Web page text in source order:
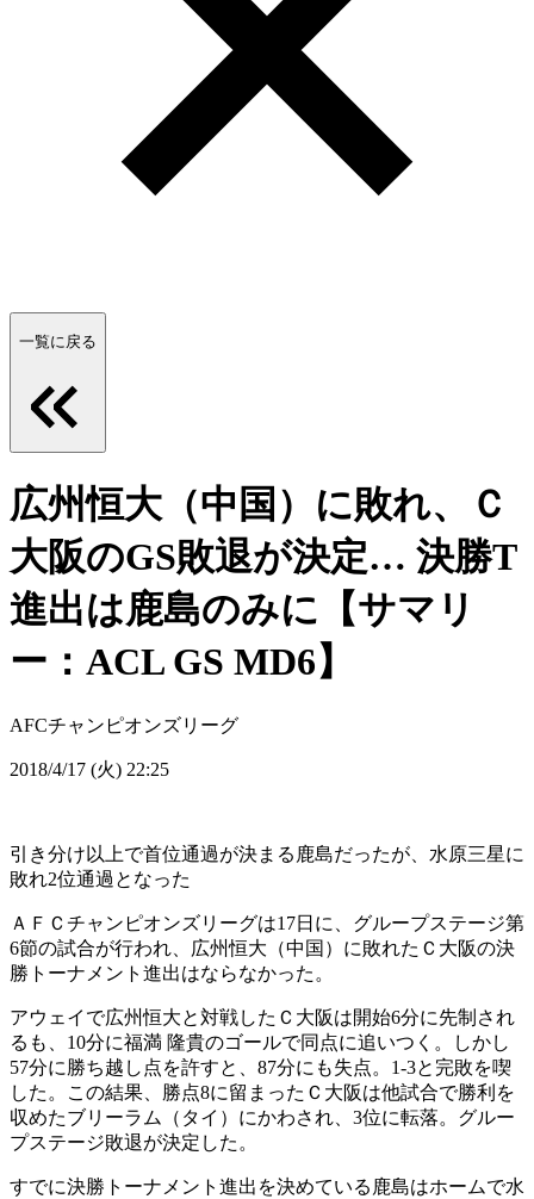
一覧に戻る
広州恒大（中国）に敗れ、Ｃ
大阪のGS敗退が決定… 決勝T
進出は鹿島のみに【サマリ
ー：ACL GS MD6】
AFCチャンピオンズリーグ
2018/4/17 (火) 22:25
引き分け以上で首位通過が決まる鹿島だったが、水原三星に
敗れ2位通過となった
ＡＦＣチャンピオンズリーグは17日に、グループステージ第
6節の試合が行われ、広州恒大（中国）に敗れたＣ大阪の決
勝トーナメント進出はならなかった。
アウェイで広州恒大と対戦したＣ大阪は開始6分に先制され
るも、10分に福満 隆貴のゴールで同点に追いつく。しかし
57分に勝ち越し点を許すと、87分にも失点。1-3と完敗を喫
した。この結果、勝点8に留まったＣ大阪は他試合で勝利を
収めたブリーラム（タイ）にかわされ、3位に転落。グルー
プステージ敗退が決定した。
すでに決勝トーナメント進出を決めている鹿島はホームで水